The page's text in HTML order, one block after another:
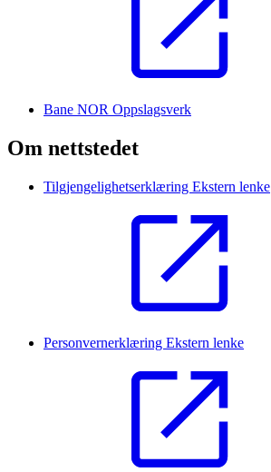
Bane NOR Oppslagsverk
Om nettstedet
Tilgjengelighetserklæring Ekstern lenke
Personvernerklæring Ekstern lenke